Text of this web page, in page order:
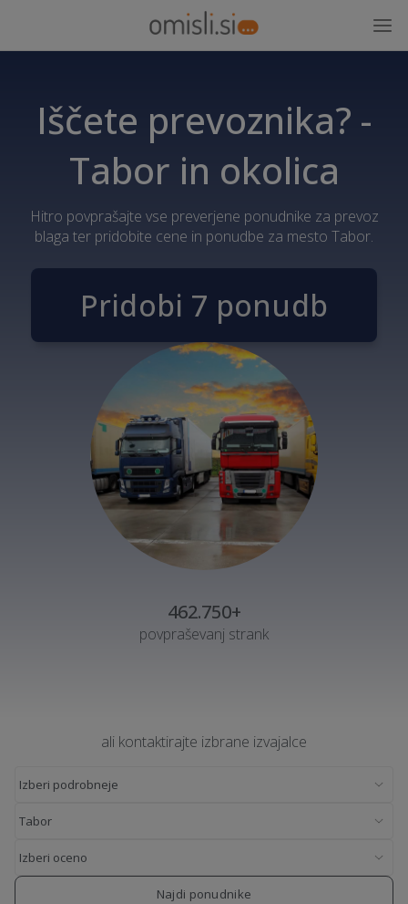
Iščete prevoznika? -
Tabor in okolica
Hitro povprašajte vse preverjene ponudnike za prevoz
blaga ter pridobite cene in ponudbe za mesto Tabor.
Pridobi 7 ponudb
462.750+
povpraševanj strank
ali kontaktirajte izbrane izvajalce
Najdi ponudnike